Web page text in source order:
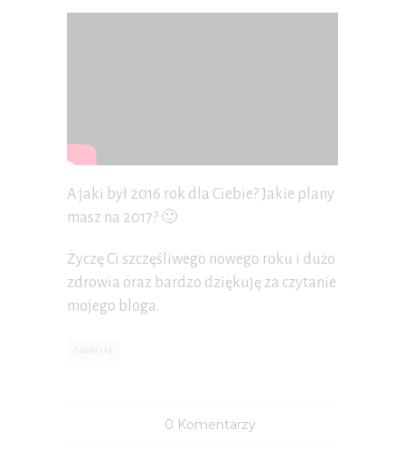
A jaki był 2016 rok dla Ciebie? Jakie plany
masz na 2017? 🙂
Życzę Ci szczęśliwego nowego roku i dużo
zdrowia oraz bardzo dziękuję za czytanie
mojego bloga.
0 Komentarzy